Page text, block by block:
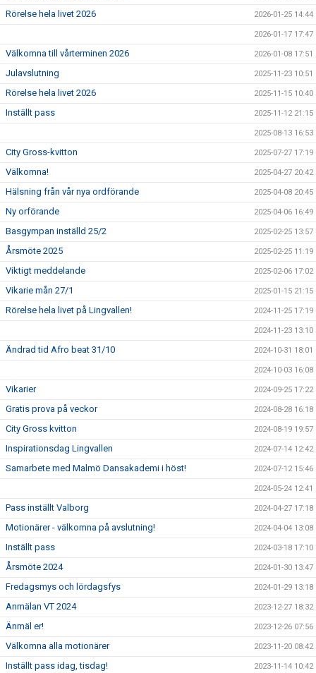
Rörelse hela livet 2026 2026-01-25 14:44
2026-01-17 17:47
Välkomna till vårterminen 2026 2026-01-08 17:51
Julavslutning 2025-11-23 10:51
Rörelse hela livet 2026 2025-11-15 10:40
Inställt pass 2025-11-12 21:15
2025-08-13 16:53
City Gross-kvitton 2025-07-27 17:19
Välkomna! 2025-04-27 20:42
Hälsning från vår nya ordförande 2025-04-08 20:45
Ny orförande 2025-04-06 16:49
Basgympan inställd 25/2 2025-02-25 13:57
Årsmöte 2025 2025-02-25 11:19
Viktigt meddelande 2025-02-06 17:02
Vikarie mån 27/1 2025-01-15 21:15
Rörelse hela livet på Lingvallen! 2024-11-25 17:19
2024-11-23 13:10
Ändrad tid Afro beat 31/10 2024-10-31 18:01
2024-10-03 16:08
Vikarier 2024-09-25 17:22
Gratis prova på veckor 2024-08-28 16:18
City Gross kvitton 2024-08-19 19:57
Inspirationsdag Lingvallen 2024-07-14 12:42
Samarbete med Malmö Dansakademi i höst! 2024-07-12 15:46
2024-05-24 12:41
Pass inställt Valborg 2024-04-27 17:18
Motionärer - välkomna på avslutning! 2024-04-04 13:08
Inställt pass 2024-03-18 17:10
Årsmöte 2024 2024-01-30 13:47
Fredagsmys och lördagsfys 2024-01-29 13:18
Anmälan VT 2024 2023-12-27 18:32
Änmäl er! 2023-12-26 07:56
Välkomna alla motionärer 2023-11-20 08:42
Inställt pass idag, tisdag! 2023-11-14 10:42